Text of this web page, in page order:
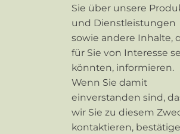
Sie über unsere
und Dienstleistungen
sowie andere Inhalte,
für Sie von Interesse
könnten, informieren.
Wenn Sie damit
einverstanden sind,
wir Sie zu diesem
kontaktieren,